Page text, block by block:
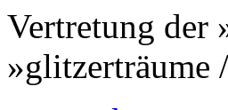
Vertretung der
»glitzerträume